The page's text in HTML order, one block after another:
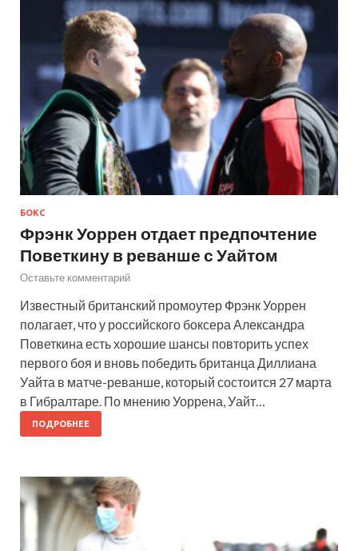
БОКС
Фрэнк Уоррен отдает предпочтение
Поветкину в реванше с Уайтом
Оставьте комментарий
Известный британский промоутер Фрэнк Уоррен
полагает, что у российского боксера Александра
Поветкина есть хорошие шансы повторить успех
первого боя и вновь победить британца Диллиана
Уайта в матче-реванше, который состоится 27 марта
в Гибралтаре. По мнению Уоррена, Уайт…
ПОДРОБНЕЕ